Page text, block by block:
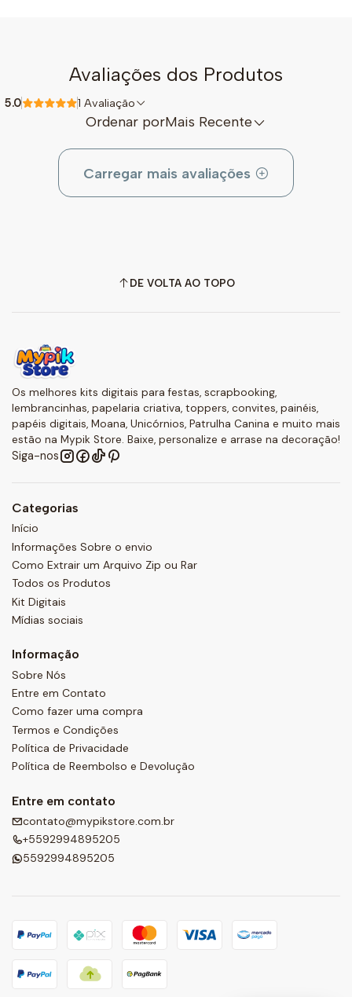
Avaliações dos Produtos
5.0 1 Avaliação
Ordenar porMais Recente
Carregar mais avaliações
DE VOLTA AO TOPO
Os melhores kits digitais para festas, scrapbooking,
lembrancinhas, papelaria criativa, toppers, convites, painéis,
papéis digitais, Moana, Unicórnios, Patrulha Canina e muito mais
estão na Mypik Store. Baixe, personalize e arrase na decoração!
Siga-nos
Categorias
Início
Informações Sobre o envio
Como Extrair um Arquivo Zip ou Rar
Todos os Produtos
Kit Digitais
Mídias sociais
Informação
Sobre Nós
Entre em Contato
Como fazer uma compra
Termos e Condições
Política de Privacidade
Política de Reembolso e Devolução
Entre em contato
contato@mypikstore.com.br
+5592994895205
5592994895205